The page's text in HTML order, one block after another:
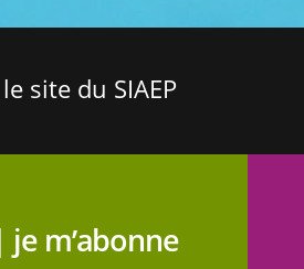
site du SIAEP
je m’abonne